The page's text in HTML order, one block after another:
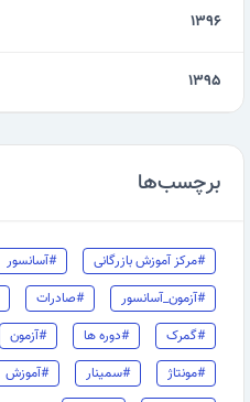
۱۳۹۶
۱۳۹۵
برچسب‌ها
#مرکز آموزش بازرگانی #آسانسور
#آزمون_آسانسور
#صادرات
#گمرک
#دوره ها #آزمون
#مونتاژ
#سمینار #آموزش